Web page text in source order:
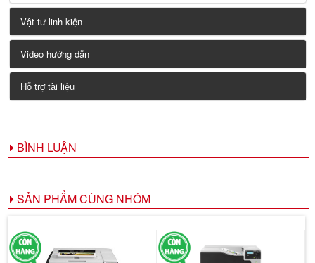
Vật tư linh kiện
Video hướng dẫn
Hỗ trợ tài liệu
BÌNH LUẬN
SẢN PHẨM CÙNG NHÓM